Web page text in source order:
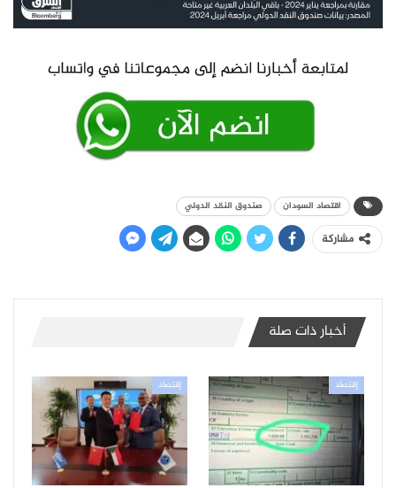
اقتصاد السودان صندوق النقد الدولي
مشاركة
أخبار ذات صلة
إقتصاد إقتصاد